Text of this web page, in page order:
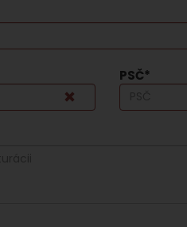
PSČ*